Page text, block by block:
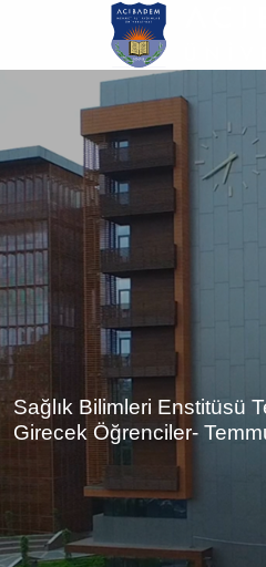
atla
Sağlık Bilimleri Enstitüsü
Girecek Öğrenciler-